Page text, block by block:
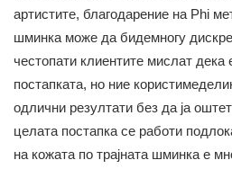
артистите, благодарение на Phi
шминка може да бидемногу
честопати клиентите мислат дека
постапката, но ние
одлични резултати без да ја
целата постапка се работи
на кожата по трајната шминка е